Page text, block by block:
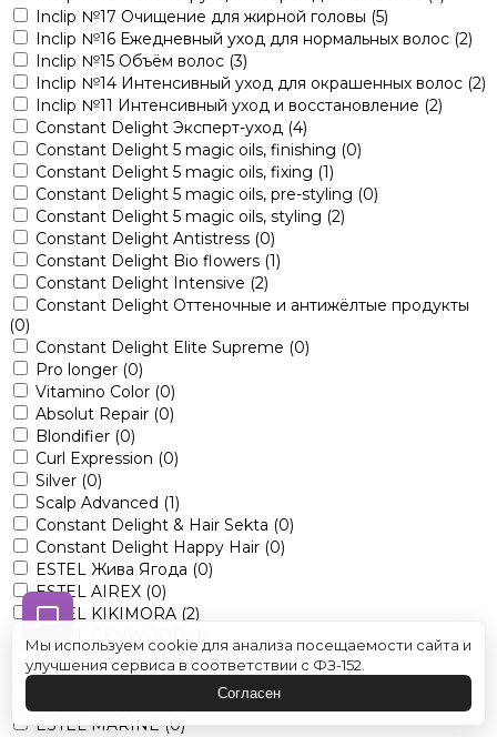
Inclip №17 Очищение для жирной головы (5)
Inclip №16 Ежедневный уход для нормальных волос (2)
Inclip №15 Объём волос (3)
Inclip №14 Интенсивный уход для окрашенных волос (2)
Inclip №11 Интенсивный уход и восстановление (2)
Constant Delight Эксперт-уход (4)
Constant Delight 5 magic oils, finishing (0)
Constant Delight 5 magic oils, fixing (1)
Constant Delight 5 magic oils, pre-styling (0)
Constant Delight 5 magic oils, styling (2)
Constant Delight Antistress (0)
Constant Delight Bio flowers (1)
Constant Delight Intensive (2)
Constant Delight Оттеночные и антижёлтые продукты
(0)
Constant Delight Elite Supreme (0)
Pro longer (0)
Vitamino Color (0)
Absolut Repair (0)
Blondifier (0)
Curl Expression (0)
Silver (0)
Scalp Advanced (1)
Constant Delight & Hair Sekta (0)
Constant Delight Happy Hair (0)
ESTEL Жива Ягода (0)
ESTEL AIREX (0)
ESTEL KIKIMORA (2)
ESTEL GENWOOD
ESTEL COUTURE PROART
ESTEL BABAYAGA(0)
ESTEL MARINE(0)
Мы используем cookie для анализа посещаемости сайта и
улучшения сервиса в соответствии с ФЗ-152.
Согласен